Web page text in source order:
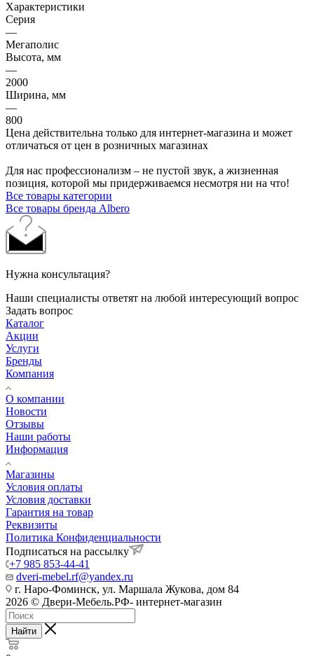
Характеристики
Серия
—
Мегаполис
Высота, мм
—
2000
Ширина, мм
—
800
Цена действительна только для интернет-магазина и может
отличаться от цен в розничных магазинах
Для нас профессионализм – не пустой звук, а жизненная
позиция, которой мы придерживаемся несмотря ни на что!
Все товары категории
Все товары бренда Albero
Нужна консультация?
Наши специалисты ответят на любой интересующий вопрос
Задать вопрос
Каталог
Акции
Услуги
Бренды
Компания
О компании
Новости
Отзывы
Наши работы
Информация
Магазины
Условия оплаты
Условия доставки
Гарантия на товар
Реквизиты
Политика Конфиденциальности
Подписаться на рассылку
+7 985 853-44-41
dveri-mebel.rf@yandex.ru
г. Наро-Фоминск, ул. Маршала Жукова, дом 84
2026 © Двери-Мебель.РФ- интернет-магазин
Найти